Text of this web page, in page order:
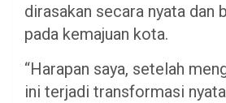
dirasakan secara nyata dan
pada kemajuan kota.
“Harapan saya, setelah
ini terjadi transformasi